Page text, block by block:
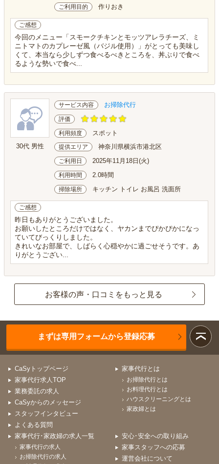
ご利用目的 作りおき
ご感想
今回のメニュー「スモークチキンとモッツアレラチーズ、ミ
ニトマトのカプレーゼ風（バジル使用）」がとっても美味し
くて、本当なら少しずつ食べるべきところを、丼ぶりで食べ
るような勢いで食べ...
30代 男性
サービス内容 お掃除代行
評価
利用頻度 スポット
提供エリア 神奈川県横浜市港北区
ご利用日 2025年11月18日(火)
利用時間 2.0時間
掃除場所 キッチン トイレ お風呂 洗面所
ご感想
昨日もありがとうございました。
お願いしたところだけではなく、ヤカンまでぴかぴかになっ
ていてびっくりしました。
きれいなお部屋で、しばらく心穏やかに過ごせそうです。あ
りがとうござい...
お客様の声・口コミをもっと見る
まずは専用フォームから登録応募
CaSyトップページ
家事代行求人TOP
業務委託の求人
CaSyからのメッセージ
スタッフインタビュー
よくある質問
家事代行とは
お掃除代行とは
お料理代行とは
ハウスクリーニングとは
家政婦とは
家事代行･家政婦の求人一覧
家事代行の求人
お掃除代行の求人
安心･安全への取り組み
家事スタッフへの応募
運営会社について